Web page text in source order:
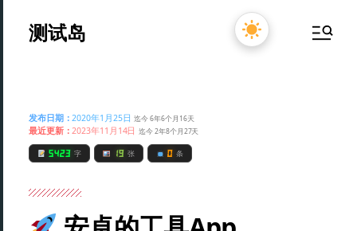
测试岛
发布日期：2020年1月25日 迄今 6年6个月16天
最近更新：2023年11月14日 迄今 2年8个月27天
5423 字 19 张 0 条